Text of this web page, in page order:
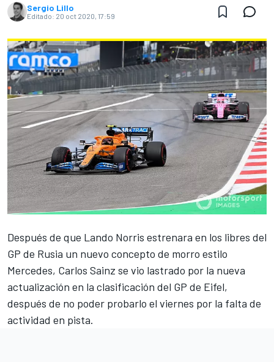
Sergio Lillo
Editado: 20 oct 2020, 17:59
Después de que Lando Norris estrenara en los libres del
GP de Rusia un nuevo concepto de morro estilo
Mercedes, Carlos Sainz se vio lastrado por la nueva
actualización en la clasificación del GP de Eifel,
después de no poder probarlo el viernes por la falta de
actividad en pista.